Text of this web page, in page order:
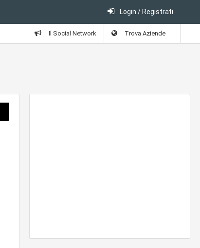
Login / Registrati
Il Social Network Trova Aziende